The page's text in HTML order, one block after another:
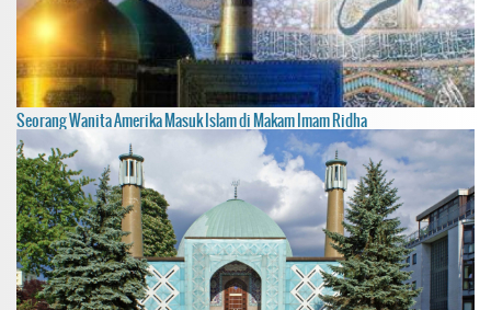
Seorang Wanita Amerika Masuk Islam di Makam Imam Ridha